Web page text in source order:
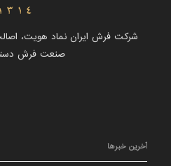
شرکت فرش ایران نماد هویت،
صنعت فرش
آخرین خبرها